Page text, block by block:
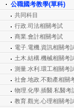
公職國考教學(單科)
共同科目
行政.司法相關考試
商業.會計相關考試
電子.電機.資訊相關考
土木.結構.機械相關考
測量.水利.環工相關考
社會.地政.不動產相關
物理.化學.插醫.私醫考
教育.觀光.心理相關考